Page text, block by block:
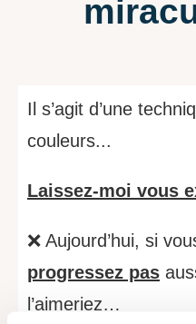
Il s’agit d’une
couleurs...
Laissez-moi vous
❌ Aujourd’hui, si
progressez pas
l’aimeriez…